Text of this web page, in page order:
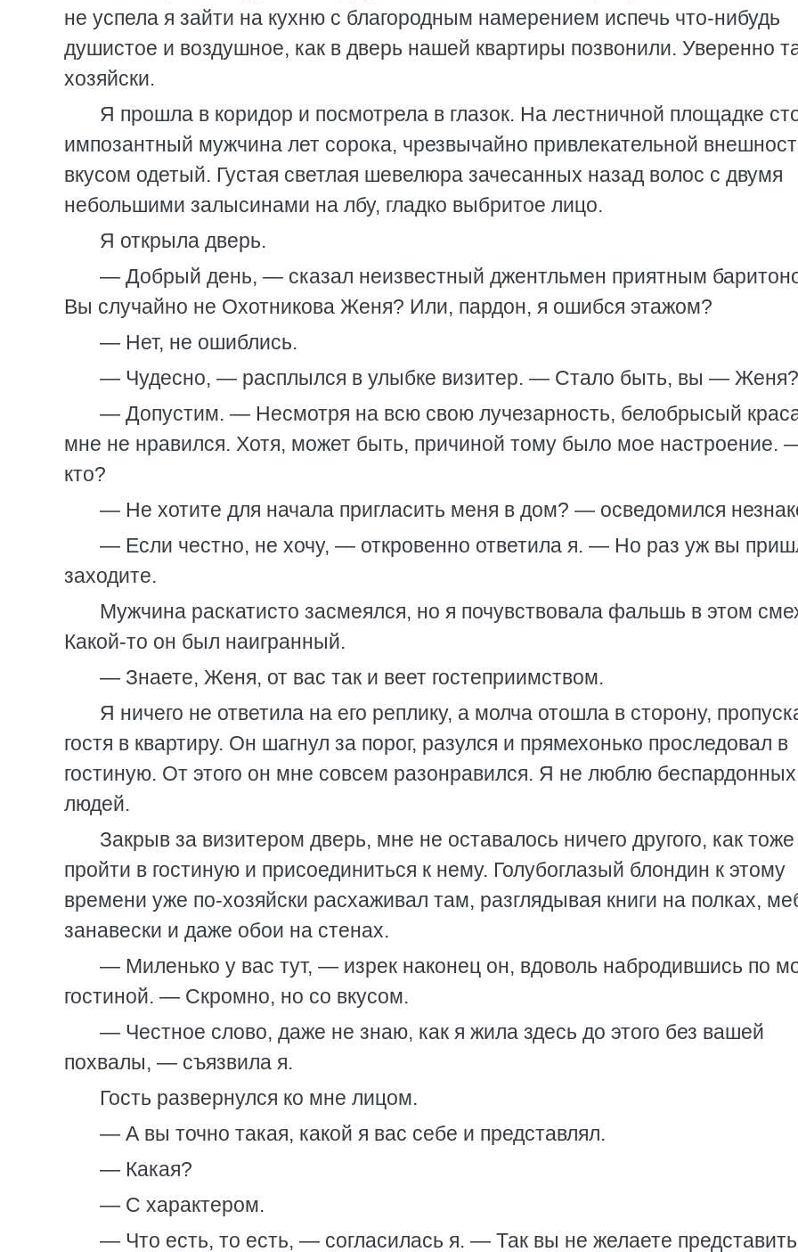
не успела я зайти на кухню с благородным намерением испечь что-нибудь
душистое и воздушное, как в дверь нашей квартиры позвонили. Уверенно
хозяйски.
Я прошла в коридор и посмотрела в глазок. На лестничной площадке
импозантный мужчина лет сорока, чрезвычайно привлекательной
вкусом одетый. Густая светлая шевелюра зачесанных назад волос с двумя
небольшими залысинами на лбу, гладко выбритое лицо.
Я открыла дверь.
— Добрый день, — сказал неизвестный джентльмен приятным
Вы случайно не Охотникова Женя? Или, пардон, я ошибся этажом?
— Нет, не ошиблись.
— Чудесно, — расплылся в улыбке визитер. — Стало быть, вы — Женя?
— Допустим. — Несмотря на всю свою лучезарность, белобрысый
мне не нравился. Хотя, может быть, причиной тому было мое настроение.
кто?
— Не хотите для начала пригласить меня в дом? — осведомился
— Если честно, не хочу, — откровенно ответила я. — Но раз уж вы
заходите.
Мужчина раскатисто засмеялся, но я почувствовала фальшь в этом
Какой-то он был наигранный.
— Знаете, Женя, от вас так и веет гостеприимством.
Я ничего не ответила на его реплику, а молча отошла в сторону,
гостя в квартиру. Он шагнул за порог, разулся и прямехонько проследовал в
гостиную. От этого он мне совсем разонравился. Я не люблю беспардонных
людей.
Закрыв за визитером дверь, мне не оставалось ничего другого, как тоже
пройти в гостиную и присоединиться к нему. Голубоглазый блондин к этому
времени уже по-хозяйски расхаживал там, разглядывая книги на полках,
занавески и даже обои на стенах.
— Миленько у вас тут, — изрек наконец он, вдоволь набродившись по
гостиной. — Скромно, но со вкусом.
— Честное слово, даже не знаю, как я жила здесь до этого без вашей
похвалы, — съязвила я.
Гость развернулся ко мне лицом.
— А вы точно такая, какой я вас себе и представлял.
— Какая?
— С характером.
— Что есть, то есть, — согласилась я. — Так вы не желаете